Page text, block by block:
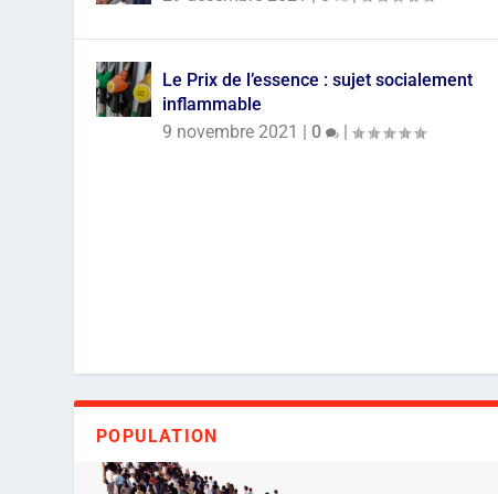
Le Prix de l’essence : sujet socialement
inflammable
9 novembre 2021
|0 |
POPULATION